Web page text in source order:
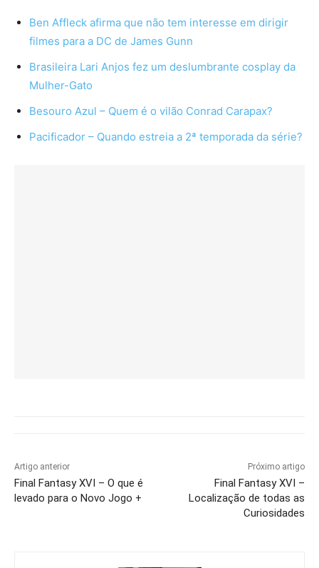
Ben Affleck afirma que não tem interesse em dirigir
filmes para a DC de James Gunn
Brasileira Lari Anjos fez um deslumbrante cosplay da
Mulher-Gato
Besouro Azul – Quem é o vilão Conrad Carapax?
Pacificador – Quando estreia a 2ª temporada da série?
Artigo anterior
Final Fantasy XVI – O que é
levado para o Novo Jogo +
Próximo artigo
Final Fantasy XVI –
Localização de todas as
Curiosidades